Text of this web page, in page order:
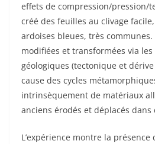
effets de compression/pression/
créé des feuilles au clivage
ardoises bleues, très communes.
modifiées et transformées via
géologiques (tectonique et
cause des cycles
intrinsèquement de matériaux
anciens érodés et déplacés dans
L’expérience montre la présence